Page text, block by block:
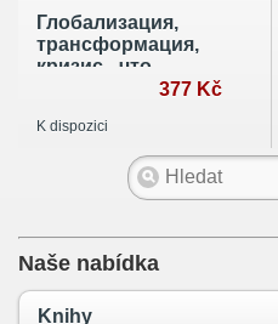
Глобализация,
трансформация,
кризис - что
377 Kč
K dispozici
Naše nabídka
Knihy